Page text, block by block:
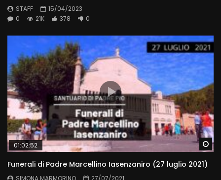
STAFF
15/04/2023
0
21K 378 0
01:02:52
Funerali di Padre Marcellino Iasenzaniro (27 luglio 2021)
SIMONA MARMORINO
27/07/2021